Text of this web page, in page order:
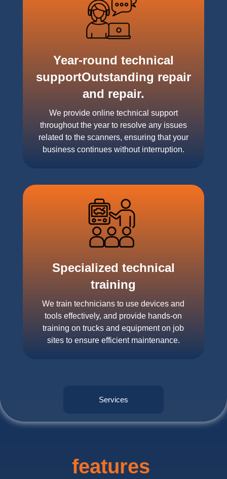
Year-round technical
supportOutstanding repair
and repair.
We provide online technical support
throughout the year to resolve any issues
related to the scanners, ensuring that your
business continues without interruption.
Specialized technical
training
We train technicians to use devices and
tools effectively, and provide hands-on
training on trucks and equipment on job
sites to ensure efficient maintenance.
Services
features